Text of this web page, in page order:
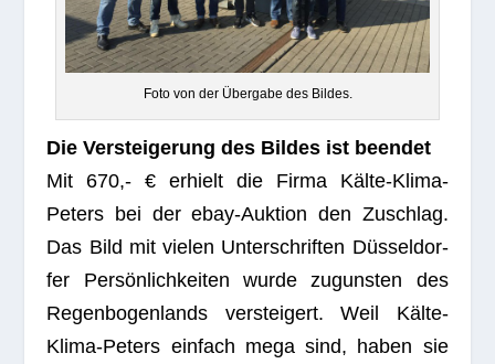
Foto von der Über­gabe des Bildes.
Die Ver­stei­ge­rung des Bil­des ist beendet
Mit 670,- € erhielt die Firma Kälte-Klima-
Peters bei der ebay-Auk­tion den Zuschlag.
Das Bild mit vie­len Unter­schrif­ten Düs­sel­dor­
fer Per­sön­lich­kei­ten wurde zuguns­ten des
Regen­bo­gen­lands ver­stei­gert. Weil Kälte-
Klima-Peters ein­fach mega sind, haben sie